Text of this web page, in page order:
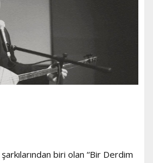
biri olan “Bir Derdim